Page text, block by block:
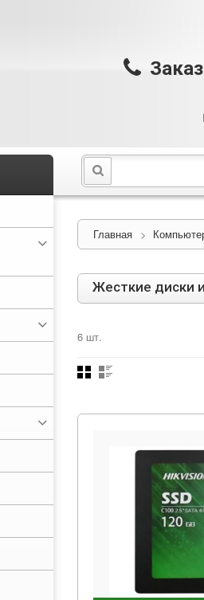
Главная >
Жесткие диски
6 шт.